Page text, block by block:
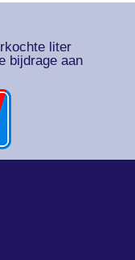
liter
bijdrage aan